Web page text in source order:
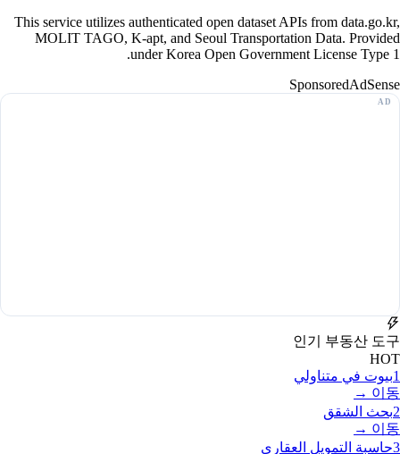
This service utilizes authenticated open dataset APIs from data.go.kr,
MOLIT TAGO, K-apt, and Seoul Transportation Data. Provided
under Korea Open Government License Type 1.
SponsoredAdSense
인기 부동산 도구
HOT
1بيوت في متناولي
이동 →
2بحث الشقق
이동 →
3حاسبة التمويل العقاري